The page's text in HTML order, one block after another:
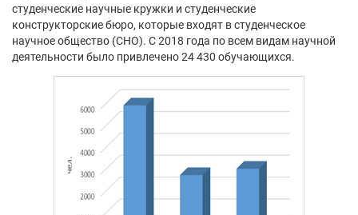
студенческие научные кружки и студенческие
конструкторские бюро, которые входят в студенческое
научное общество (СНО). С 2018 года по всем видам научной
деятельности было привлечено 24 430 обучающихся.